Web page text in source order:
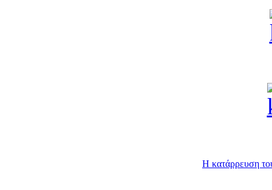
Η κατάρρευση